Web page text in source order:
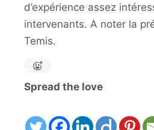
d’expérience assez
intervenants. A noter la
Temis.
Spread the love